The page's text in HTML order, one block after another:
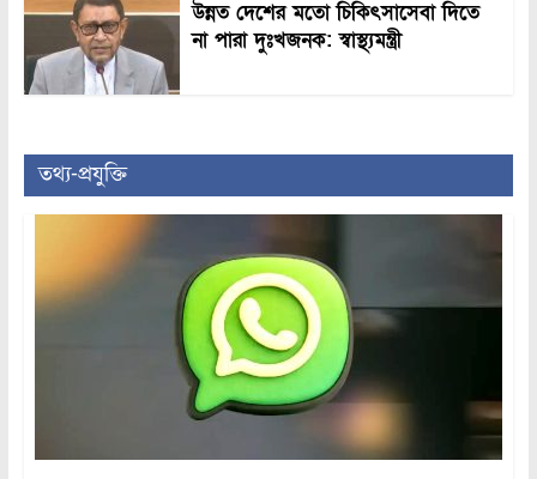
উন্নত দেশের মতো চিকিৎসাসেবা দিতে
না পারা দুঃখজনক: স্বাস্থ্যমন্ত্রী
তথ্য-প্রযুক্তি